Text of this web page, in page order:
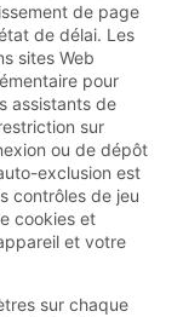
de page
de délai. Les
sites Web
pour
assistants de
sur
ou de dépôt
exclusion est
contrôles de jeu
cookies et
et votre
sur chaque